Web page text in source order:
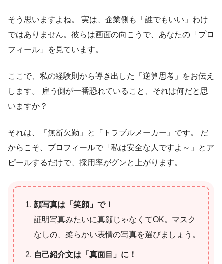
そう思いますよね。 実は、企業側も「誰でもいい」わけ
ではありません。彼らは画面の向こうで、あなたの「プロ
フィール」を見ています。
ここで、私の経験則から導き出した「逆算思考」をお伝え
します。 雇う側が一番恐れていること、それは何だと思
いますか？
それは、「無断欠勤」と「トラブルメーカー」です。 だ
からこそ、プロフィールで「私は安全な人ですよ～」とア
ピールするだけで、採用率がグンと上がります。
顔写真は「笑顔」で！
証明写真みたいに真顔じゃなくてOK。マスク
なしの、柔らかい表情の写真を選びましょう。
自己紹介文は「真面目」に！